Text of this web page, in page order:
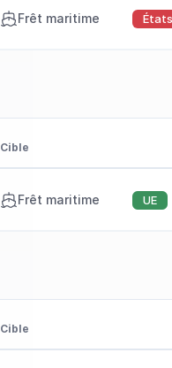
Frêt maritime
Cible
Frêt maritime UE
Cible